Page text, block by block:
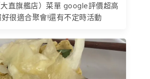
直旗艦店）菜單 google評價超高
很適合聚會!還有不定時活動